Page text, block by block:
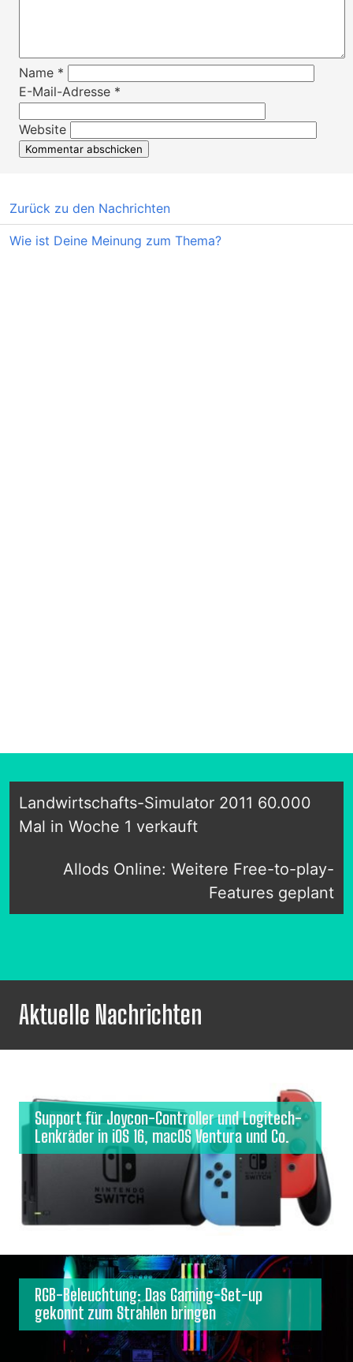
Name *
E-Mail-Adresse *
Website
Zurück zu den Nachrichten
Wie ist Deine Meinung zum Thema?
Landwirtschafts-Simulator 2011 60.000
Mal in Woche 1 verkauft
Allods Online: Weitere Free-to-play-
Features geplant
Aktuelle Nachrichten
Support für Joycon-Controller und Logitech-
Lenkräder in iOS 16, macOS Ventura und Co.
RGB-Beleuchtung: Das Gaming-Set-up
gekonnt zum Strahlen bringen